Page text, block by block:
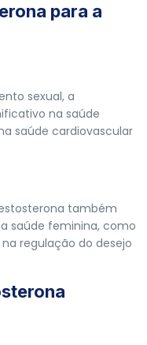
para a
sexual, a
na saúde
saúde cardiovascular
também
saúde feminina, como
regulação do desejo